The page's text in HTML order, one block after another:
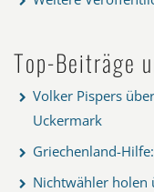
Top-Beiträge
Volker Pispers
Uckermark
Griechenland-
Nichtwähler holen